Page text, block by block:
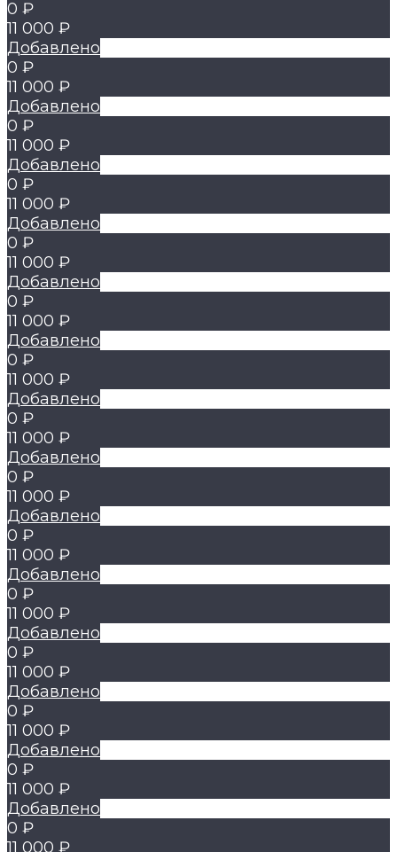
0 ₽
11 000 ₽
Добавлено
0 ₽
11 000 ₽
Добавлено
0 ₽
11 000 ₽
Добавлено
0 ₽
11 000 ₽
Добавлено
0 ₽
11 000 ₽
Добавлено
0 ₽
11 000 ₽
Добавлено
0 ₽
11 000 ₽
Добавлено
0 ₽
11 000 ₽
Добавлено
0 ₽
11 000 ₽
Добавлено
0 ₽
11 000 ₽
Добавлено
0 ₽
11 000 ₽
Добавлено
0 ₽
11 000 ₽
Добавлено
0 ₽
11 000 ₽
Добавлено
0 ₽
11 000 ₽
Добавлено
0 ₽
11 000 ₽